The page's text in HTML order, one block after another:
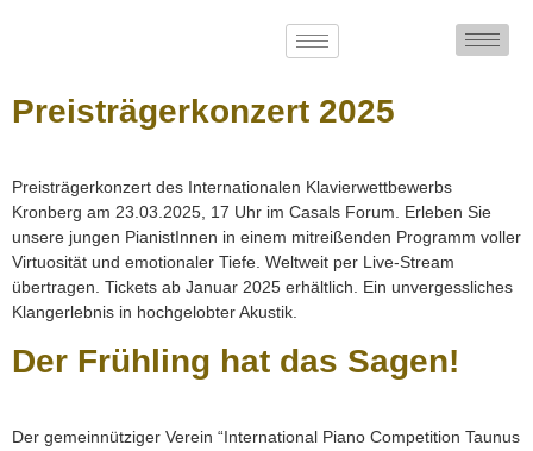
Preisträgerkonzert 2025
Preisträgerkonzert des Internationalen Klavierwettbewerbs
Kronberg am 23.03.2025, 17 Uhr im Casals Forum. Erleben Sie
unsere jungen PianistInnen in einem mitreißenden Programm voller
Virtuosität und emotionaler Tiefe. Weltweit per Live-Stream
übertragen. Tickets ab Januar 2025 erhältlich. Ein unvergessliches
Klangerlebnis in hochgelobter Akustik.
Der Frühling hat das Sagen!
Der gemeinnütziger Verein “International Piano Competition Taunus